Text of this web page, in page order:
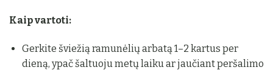
Kaip vartoti:
Gerkite šviežią ramunėlių arbatą 1–2 kartus per
dieną, ypač šaltuoju metų laiku ar jaučiant peršalimo